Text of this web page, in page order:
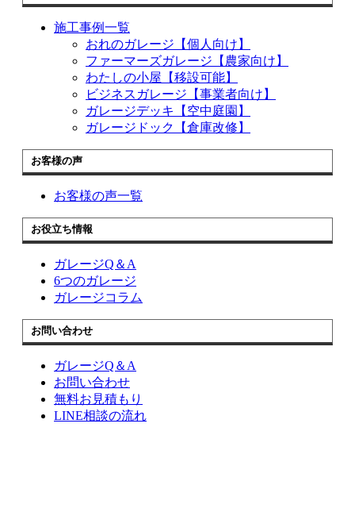
施工事例一覧
おれのガレージ【個人向け】
ファーマーズガレージ【農家向け】
わたしの小屋【移設可能】
ビジネスガレージ【事業者向け】
ガレージデッキ【空中庭園】
ガレージドック【倉庫改修】
お客様の声
お客様の声一覧
お役立ち情報
ガレージQ＆A
6つのガレージ
ガレージコラム
お問い合わせ
ガレージQ＆A
お問い合わせ
無料お見積もり
LINE相談の流れ